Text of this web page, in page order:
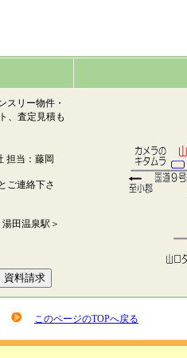
スリー物件・
、査定見積も
当：藤岡
ご連絡下さ
田温泉駅＞
このページのTOPへ戻る